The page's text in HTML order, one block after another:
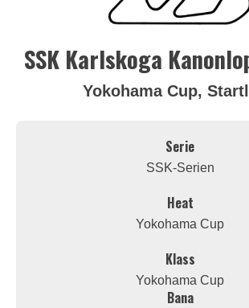
SSK Karlskoga
Yokohama Cup,
Serie
SSK-Serien
Heat
Yokohama Cup
Klass
Yokohama Cup
Bana